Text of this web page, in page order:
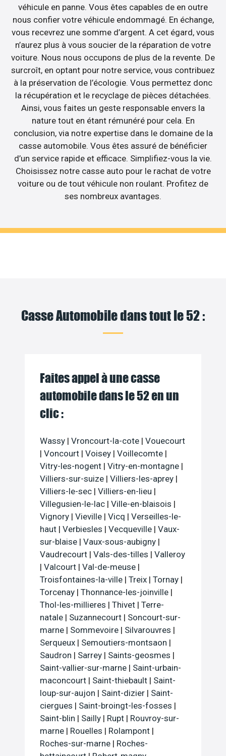
véhicule en panne. Vous êtes capables de en outre
nous confier votre véhicule endommagé. En échange,
vous recevrez une somme d’argent. A cet égard, vous
n’aurez plus à vous soucier de la réparation de votre
voiture. Nous nous occupons de plus de la revente. De
surcroît, en optant pour notre service, vous contribuez
à la préservation de l’écologie. Vous permettez donc
la récupération et le recyclage de pièces détachées.
Ainsi, vous faites un geste responsable envers la
nature tout en étant rémunéré pour cela. En
conclusion, via notre expertise dans le domaine de la
casse automobile. Vous êtes assuré de bénéficier
d’un service rapide et efficace. Simplifiez-vous la vie.
Choisissez notre casse auto pour le rachat de votre
voiture ou de tout véhicule non roulant. Profitez de
ses nombreux avantages.
Casse Automobile dans tout le 52 :
Faites appel à une casse
automobile dans le 52 en un
clic :
Wassy | Vroncourt-la-cote | Vouecourt
| Voncourt | Voisey | Voillecomte |
Vitry-les-nogent | Vitry-en-montagne |
Villiers-sur-suize | Villiers-les-aprey |
Villiers-le-sec | Villiers-en-lieu |
Villegusien-le-lac | Ville-en-blaisois |
Vignory | Vieville | Vicq | Verseilles-le-
haut | Verbiesles | Vecqueville | Vaux-
sur-blaise | Vaux-sous-aubigny |
Vaudrecourt | Vals-des-tilles | Valleroy
| Valcourt | Val-de-meuse |
Troisfontaines-la-ville | Treix | Tornay |
Torcenay | Thonnance-les-joinville |
Thol-les-millieres | Thivet | Terre-
natale | Suzannecourt | Soncourt-sur-
marne | Sommevoire | Silvarouvres |
Serqueux | Semoutiers-montsaon |
Saudron | Sarrey | Saints-geosmes |
Saint-vallier-sur-marne | Saint-urbain-
maconcourt | Saint-thiebault | Saint-
loup-sur-aujon | Saint-dizier | Saint-
ciergues | Saint-broingt-les-fosses |
Saint-blin | Sailly | Rupt | Rouvroy-sur-
marne | Rouelles | Rolampont |
Roches-sur-marne | Roches-